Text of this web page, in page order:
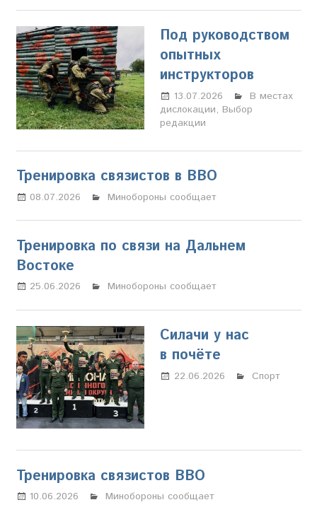
Под руководством
опытных
инструкторов
13.07.2026
Настя
Свиридова
В местах
дислокации, Выбор
редакции
Тренировка связистов в ВВО
08.07.2026 Марина Щербакова
Минобороны сообщает
Тренировка по связи на Дальнем
Востоке
25.06.2026 Настя Свиридова
Минобороны сообщает
Силачи у нас
в почёте
22.06.2026
Марина
Спорт
Тренировка связистов ВВО
10.06.2026 Настя Свиридова
Минобороны сообщает